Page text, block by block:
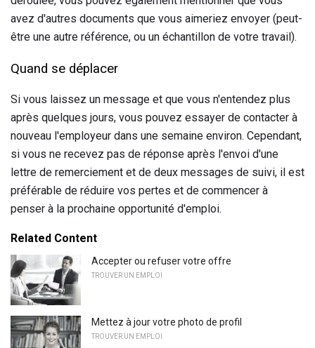
avez d'autres documents que vous aimeriez envoyer (peut-
être une autre référence, ou un échantillon de votre travail).
Quand se déplacer
Si vous laissez un message et que vous n'entendez plus
après quelques jours, vous pouvez essayer de contacter à
nouveau l'employeur dans une semaine environ. Cependant,
si vous ne recevez pas de réponse après l'envoi d'une
lettre de remerciement et de deux messages de suivi, il est
préférable de réduire vos pertes et de commencer à
penser à la prochaine opportunité d'emploi.
Related Content
Accepter ou refuser votre offre
TROUVER UN EMPLOI
Mettez à jour votre photo de profil
TROUVER UN EMPLOI